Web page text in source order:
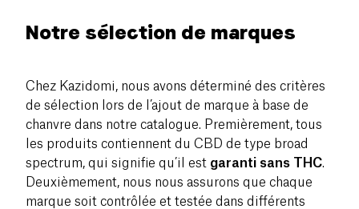
Notre sélection de marques
Chez Kazidomi, nous avons déterminé des critères
de sélection lors de l’ajout de marque à base de
chanvre dans notre catalogue. Premièrement, tous
les produits contiennent du CBD de type broad
spectrum, qui signifie qu’il est garanti sans THC.
Deuxièmement, nous nous assurons que chaque
marque soit contrôlée et testée dans différents